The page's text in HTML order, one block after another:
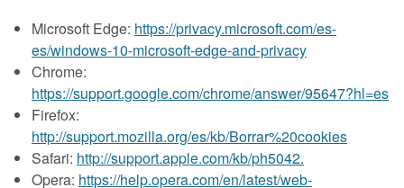
Microsoft Edge: https://privacy.microsoft.com/es-
es/windows-10-microsoft-edge-and-privacy
Chrome:
https://support.google.com/chrome/answer/95647?hl=es
Firefox:
http://support.mozilla.org/es/kb/Borrar%20cookies
Safari: http://support.apple.com/kb/ph5042.
Opera: https://help.opera.com/en/latest/web-